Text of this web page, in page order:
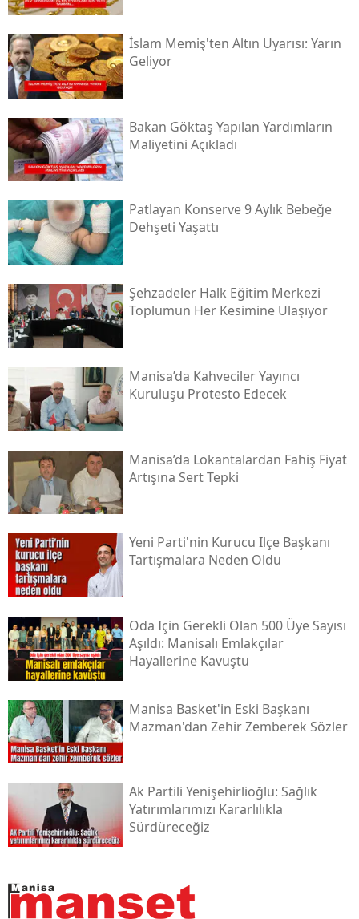
İslam Memiş'ten Altın Uyarısı: Yarın
Geliyor
Bakan Göktaş Yapılan Yardımların
Maliyetini Açıkladı
Patlayan Konserve 9 Aylık Bebeğe
Dehşeti Yaşattı
Şehzadeler Halk Eğitim Merkezi
Toplumun Her Kesimine Ulaşıyor
Manisa’da Kahveciler Yayıncı
Kuruluşu Protesto Edecek
Manisa’da Lokantalardan Fahiş Fiyat
Artışına Sert Tepki
Yeni Parti'nin Kurucu Ilçe Başkanı
Tartışmalara Neden Oldu
Oda Için Gerekli Olan 500 Üye Sayısı
Aşıldı: Manisalı Emlakçılar
Hayallerine Kavuştu
Manisa Basket'in Eski Başkanı
Mazman'dan Zehir Zemberek Sözler
Ak Partili Yenişehirlioğlu: Sağlık
Yatırımlarımızı Kararlılıkla
Sürdüreceğiz